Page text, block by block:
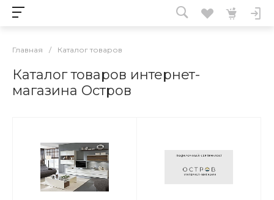
Главная / Каталог товаров
Каталог товаров интернет-
магазина Остров